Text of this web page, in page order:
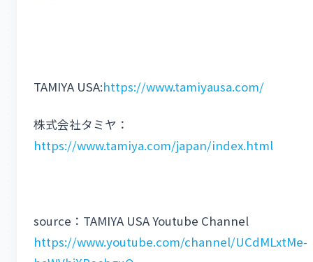
TAMIYA USA:https://www.tamiyausa.com/
株式会社タミヤ：
https://www.tamiya.com/japan/index.html
source：TAMIYA USA Youtube Channel
https://www.youtube.com/channel/UCdMLxtMe-